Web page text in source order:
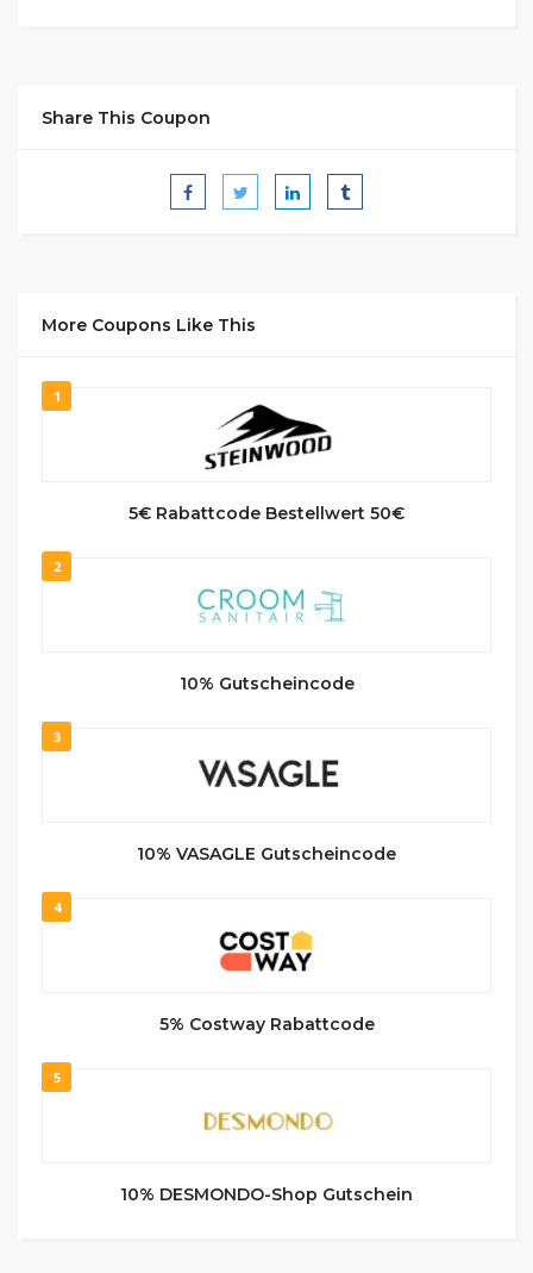
Share This Coupon
More Coupons Like This
1
5€ Rabattcode Bestellwert 50€
2
10% Gutscheincode
3
10% VASAGLE Gutscheincode
4
5% Costway Rabattcode
5
10% DESMONDO-Shop Gutschein